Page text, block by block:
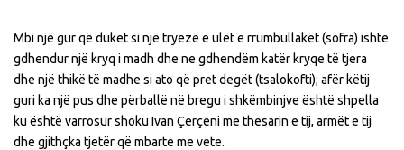
Mbi një gur që duket si një tryezë e ulët e rrumbullakët (sofra) ishte
gdhendur një kryq i madh dhe ne gdhendëm katër kryqe të tjera
dhe një thikë të madhe si ato që pret degët (tsalokofti); afër këtij
guri ka një pus dhe përballë në bregu i shkëmbinjve është shpella
ku është varrosur shoku Ivan Çerçeni me thesarin e tij, armët e tij
dhe gjithçka tjetër që mbarte me vete.